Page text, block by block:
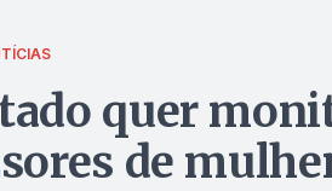
quer
de